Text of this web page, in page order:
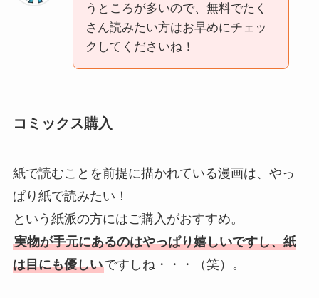
うところが多いので、無料でたく
さん読みたい方はお早めにチェッ
クしてくださいね！
コミックス購入
紙で読むことを前提に描かれている漫画は、やっ
ぱり紙で読みたい！
という紙派の方にはご購入がおすすめ。
実物が手元にあるのはやっぱり嬉しいですし、紙
は目にも優しいですしね・・・（笑）。